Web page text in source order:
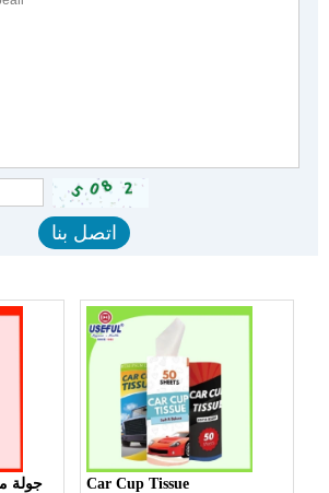
جولة Car Cup Tissue